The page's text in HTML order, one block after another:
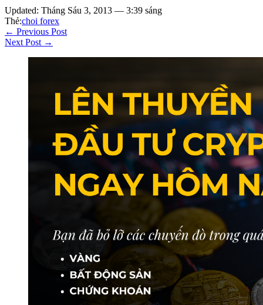
Updated: Tháng Sáu 3, 2013 — 3:39 sáng
Thẻ:choi forex
← Previous Post
Next Post →